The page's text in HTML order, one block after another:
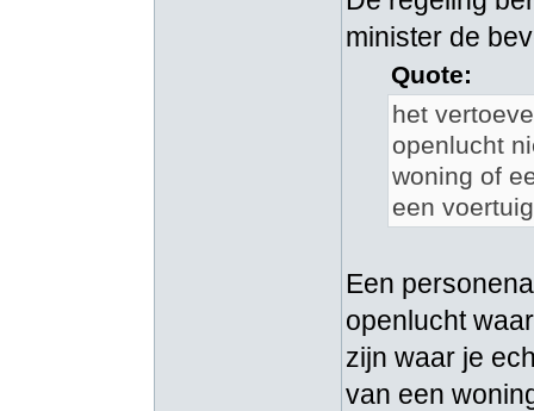
minister de
Quote:
het
openlucht
woning of
een
Een
openlucht
zijn waar je
van een